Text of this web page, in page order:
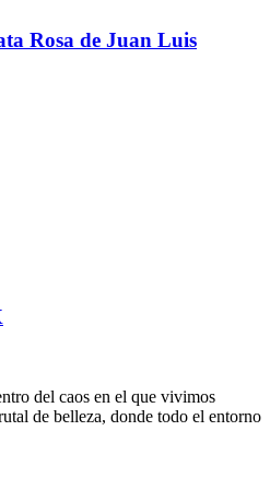
Rosa de Juan Luis
del caos en el que vivimos
de belleza, donde todo el entorno